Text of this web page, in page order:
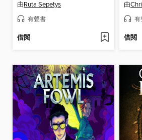
由Ruta Sepetys
有聲書
借閱
由
有
借閱